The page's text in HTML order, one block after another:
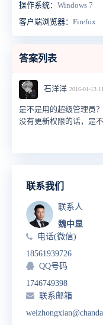
操作系统： Windows 7
客户端浏览器： Firefox
答案列表
石洋洋 2016-01-13
是不是用的超级管理员
没有更新权限的话，是
联系我们
联系人
魏中显
电话(微信)
18561939726
QQ号码
1746749398
联系邮箱